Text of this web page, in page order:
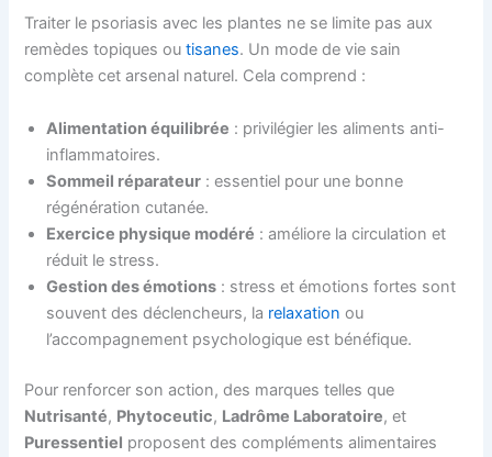
Traiter le psoriasis avec les plantes ne se limite pas aux
remèdes topiques outisanes. Un mode de vie sain
complète cet arsenal naturel. Cela comprend :
Alimentation équilibrée : privilégier les aliments anti-
inflammatoires.
Sommeil réparateur : essentiel pour une bonne
régénération cutanée.
Exercice physique modéré : améliore la circulation et
réduit le stress.
Gestion des émotions : stress et émotions fortes sont
souvent des déclencheurs, la relaxation ou
l’accompagnement psychologique est bénéfique.
Pour renforcer son action, des marques telles que
Nutrisanté, Phytoceutic, Ladrôme Laboratoire, et
Puressentiel proposent des compléments alimentaires